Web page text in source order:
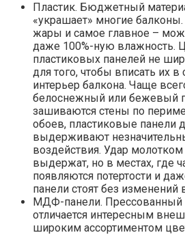
Пластик. Бюджетный
«украшает» многие
жары и самое главное –
даже 100%-ную влажность.
пластиковых панелей не
для того, чтобы вписать их
интерьер балкона. Чаще
белоснежный или бежевый
зашиваются стены по
обоев, пластиковые панели
выдерживают
воздействия. Удар молотком
выдержат, но в местах, где
появляются потертости и
панели стоят без изменений
МДФ-панели. Прессованный
отличается интересным
широким ассортиментом